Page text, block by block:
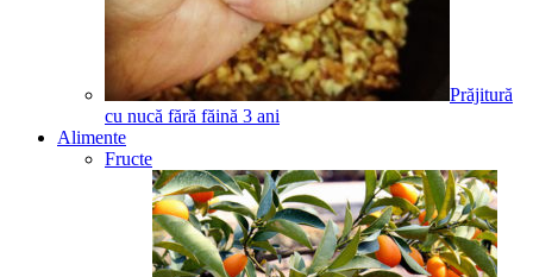
Prăjitură
cu nucă fără făină 3 ani
Alimente
Fructe